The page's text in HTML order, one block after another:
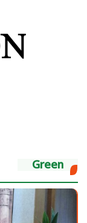
Green